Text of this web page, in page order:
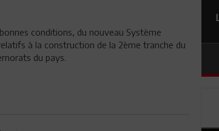
conditions, du nouveau Système
à la construction de la 2ème tranche du
du pays.